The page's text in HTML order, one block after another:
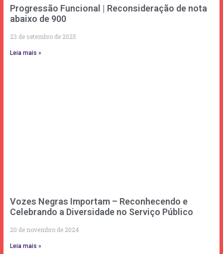
Progressão Funcional | Reconsideração de nota
abaixo de 900
23 de setembro de 2025
Leia mais »
Vozes Negras Importam – Reconhecendo e
Celebrando a Diversidade no Serviço Público
20 de novembro de 2024
Leia mais »